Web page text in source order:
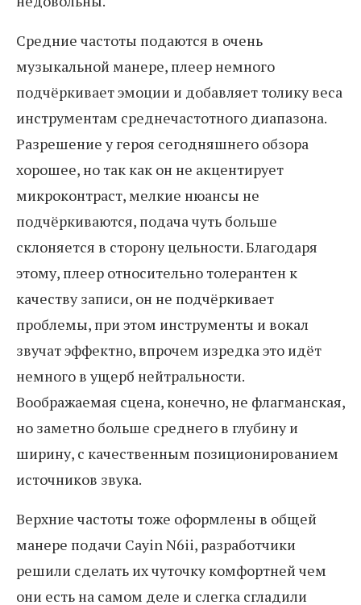
Средние частоты подаются в очень
музыкальной манере, плеер немного
подчёркивает эмоции и добавляет толику веса
инструментам среднечастотного диапазона.
Разрешение у героя сегодняшнего обзора
хорошее, но так как он не акцентирует
микроконтраст, мелкие нюансы не
подчёркиваются, подача чуть больше
склоняется в сторону цельности. Благодаря
этому, плеер относительно толерантен к
качеству записи, он не подчёркивает
проблемы, при этом инструменты и вокал
звучат эффектно, впрочем изредка это идёт
немного в ущерб нейтральности.
Воображаемая сцена, конечно, не флагманская,
но заметно больше среднего в глубину и
ширину, с качественным позиционированием
источников звука.
Верхние частоты тоже оформлены в общей
манере подачи Cayin N6ii, разработчики
решили сделать их чуточку комфортней чем
они есть на самом деле и слегка сгладили